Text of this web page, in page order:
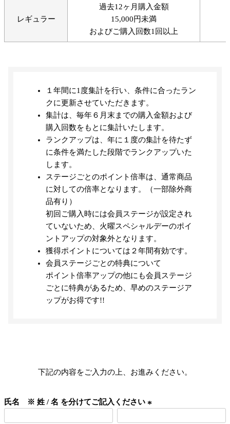
レギュラー
過去12ヶ月購入金額
15,000円未満
およびご購入回数1回以上
１年間に1度集計を行い、条件に合ったラン
クに更新させていただきます。
集計は、毎年６月末までの購入金額および
購入回数をもとに集計いたします。
ランクアップは、年に１度の集計を待たず
に条件を満たした段階でランクアップいた
します。
ステージごとのポイント倍率は、通常商品
に対しての倍率となります。（一部除外商
品有り）
初回ご購入時には会員ステージが設定され
ていないため、火曜スペシャルデーのポイ
ントアップの対象外となります。
獲得ポイントについては２年間有効です。
会員ステージごとの特典について
ポイント倍率アップの他にも会員ステージ
ごとに特典があるため、早めのステージア
ップがお得です!!
下記の内容をご入力の上、お進みください。
氏名 ※ 姓 / 名 を分けてご記入ください